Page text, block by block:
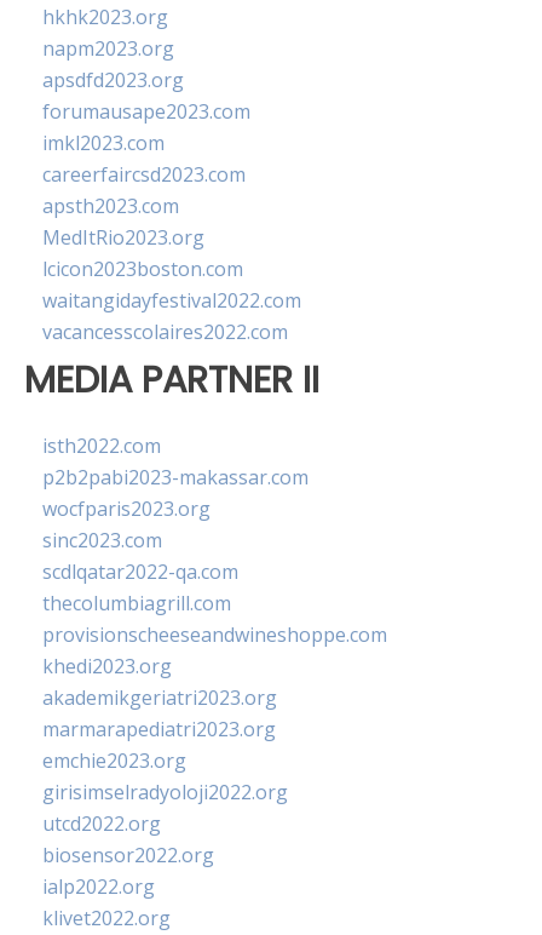
hkhk2023.org
napm2023.org
apsdfd2023.org
forumausape2023.com
imkl2023.com
careerfaircsd2023.com
apsth2023.com
MedItRio2023.org
lcicon2023boston.com
waitangidayfestival2022.com
vacancesscolaires2022.com
MEDIA PARTNER II
isth2022.com
p2b2pabi2023-makassar.com
wocfparis2023.org
sinc2023.com
scdlqatar2022-qa.com
thecolumbiagrill.com
provisionscheeseandwineshoppe.com
khedi2023.org
akademikgeriatri2023.org
marmarapediatri2023.org
emchie2023.org
girisimselradyoloji2022.org
utcd2022.org
biosensor2022.org
ialp2022.org
klivet2022.org